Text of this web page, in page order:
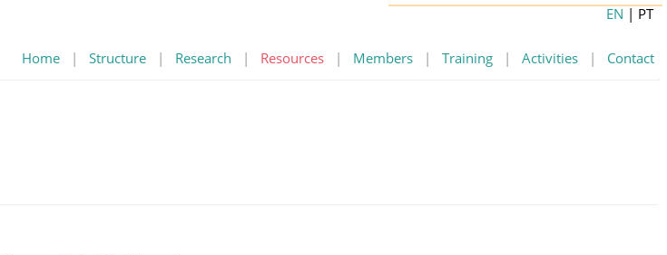
Home | Structure | Research | Resources | Members | Training | Activities | Contact
EN | PT